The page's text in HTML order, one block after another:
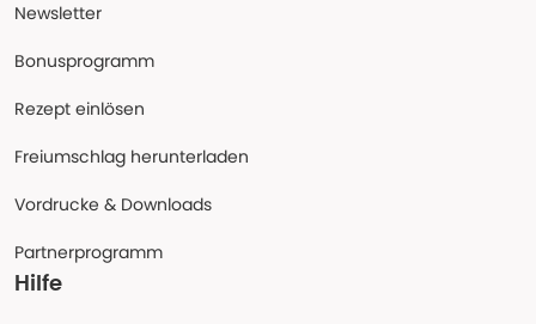
Newsletter
Bonusprogramm
Rezept einlösen
Freiumschlag herunterladen
Vordrucke & Downloads
Partnerprogramm
Hilfe